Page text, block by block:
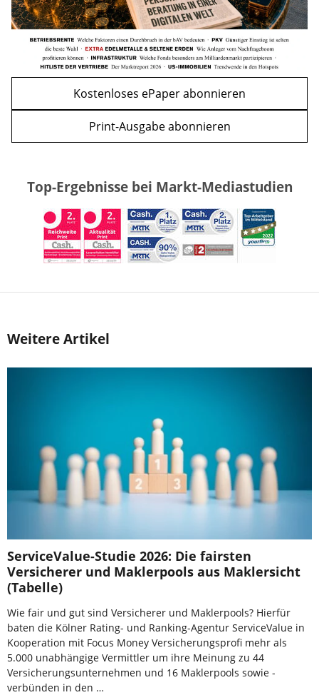
Kostenloses ePaper abonnieren
Print-Ausgabe abonnieren
Top-Ergebnisse bei Markt-Mediastudien
Weitere Artikel
ServiceValue-Studie 2026: Die fairsten
Versicherer und Maklerpools aus Maklersicht
(Tabelle)
Wie fair und gut sind Versicherer und Maklerpools? Hierfür
baten die Kölner Rating- und Ranking-Agentur ServiceValue in
Kooperation mit Focus Money Versicherungsprofi mehr als
5.000 unabhängige Vermittler um ihre Meinung zu 44
Versicherungsunternehmen und 16 Maklerpools sowie -
verbünden in den …